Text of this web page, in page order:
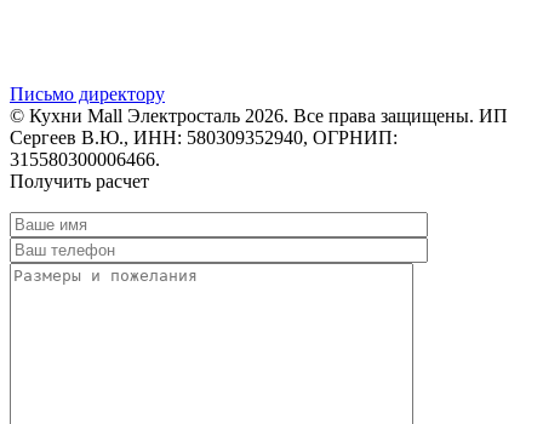
Письмо директору
© Кухни Mall Электросталь 2026. Все права защищены. ИП
Сергеев В.Ю., ИНН: 580309352940, ОГРНИП:
315580300006466.
Получить расчет